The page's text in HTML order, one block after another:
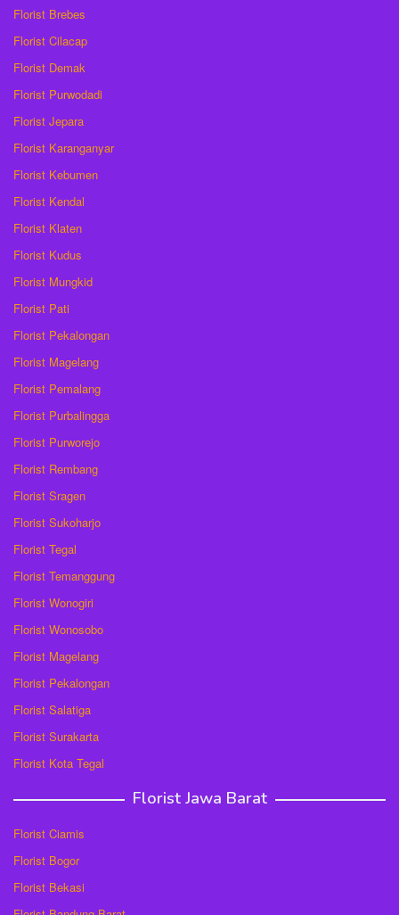
Florist Brebes
Florist Cilacap
Florist Demak
Florist Purwodadi
Florist Jepara
Florist Karanganyar
Florist Kebumen
Florist Kendal
Florist Klaten
Florist Kudus
Florist Mungkid
Florist Pati
Florist Pekalongan
Florist Magelang
Florist Pemalang
Florist Purbalingga
Florist Purworejo
Florist Rembang
Florist Sragen
Florist Sukoharjo
Florist Tegal
Florist Temanggung
Florist Wonogiri
Florist Wonosobo
Florist Magelang
Florist Pekalongan
Florist Salatiga
Florist Surakarta
Florist Kota Tegal
Florist Jawa Barat
Florist Ciamis
Florist Bogor
Florist Bekasi